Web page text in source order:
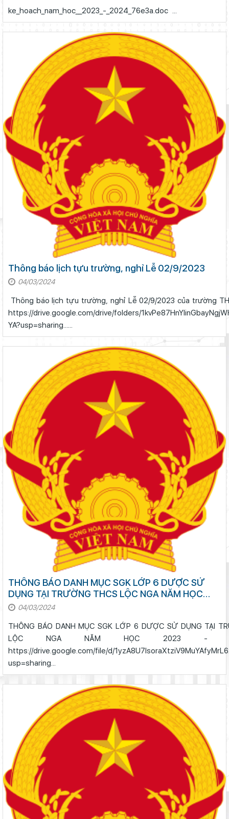
ke_hoach_nam_hoc__2023_-_2024_76e3a.doc ...
Thông báo lịch tựu trường, nghỉ Lễ 02/9/2023
04/03/2024
Thông báo lịch tựu trường, nghỉ Lễ 02/9/2023 của trường
https://drive.google.com/drive/folders/
YA?usp=sharing......
THÔNG BÁO DANH MỤC SGK LỚP 6 DƯỢC SỬ
DỤNG TẠI TRƯỜNG THCS LỘC NGA NĂM HỌC
2023 - 2024
04/03/2024
THÔNG BÁO DANH MỤC SGK LỚP 6 DƯỢC SỬ DỤNG TẠI
LỘC NGA NĂM HỌC 2023
https://drive.google.com/file/d/
usp=sharing...